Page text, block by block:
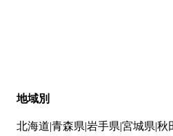
地域別
北海道 青森県 岩手県 宮城県 秋